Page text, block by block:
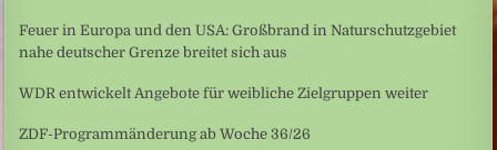
Feuer in Europa und den USA: Großbrand in Naturschutzgebiet
nahe deutscher Grenze breitet sich aus
WDR entwickelt Angebote für weibliche Zielgruppen weiter
ZDF-Programmänderung ab Woche 36/26